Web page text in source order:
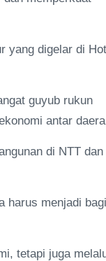
yang digelar di
guyub rukun
antar
di NTT dan
harus menjadi
tetapi juga